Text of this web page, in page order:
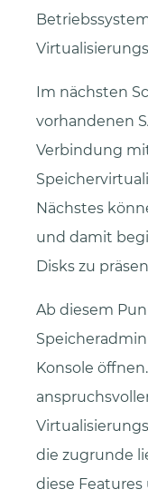
Im nächsten
vorhandenen
Verbindung
Nächstes
und damit
Disks zu
Ab diesem
Konsole
die zugrunde
diese